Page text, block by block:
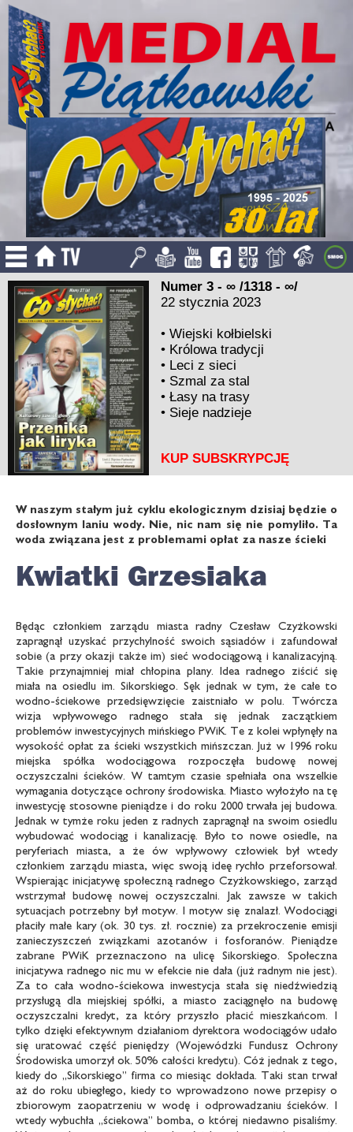
Numer 3 - ∞ /1318 - ∞/
22 stycznia 2023
•Wiejski kołbielski
• Królowa tradycji
• Leci z sieci
• Szmal za stal
•Łasy na trasy
• Sieje nadzieje
KUP SUBSKRYPCJĘ
W naszym stałym już cyklu ekologicznym dzisiaj będzie o
dosłownym laniu wody. Nie, nic nam się nie pomyliło. Ta
woda związana jest z problemami opłat za nasze ścieki
Kwiatki Grzesiaka
Będąc członkiem zarządu miasta radny Czesław Czyżkowski
zapragnął uzyskać przychylność swoich sąsiadów i zafundował
sobie (a przy okazji także im) sieć wodociągową i kanalizacyjną.
Takie przynajmniej miał chłopina plany. Idea radnego ziścić się
miała na osiedlu im. Sikorskiego. Sęk jednak w tym, że całe to
wodno-ściekowe przedsięwzięcie zaistniało w polu. Twórcza
wizja wpływowego radnego stała się jednak zaczątkiem
problemów inwestycyjnych mińskiego PWiK. Te z kolei wpłynęły na
wysokość opłat za ścieki wszystkich mińszczan. Już w 1996 roku
miejska spółka wodociągowa rozpoczęła budowę nowej
oczyszczalni ścieków. W tamtym czasie spełniała ona wszelkie
wymagania dotyczące ochrony środowiska. Miasto wyłożyło na tę
inwestycję stosowne pieniądze i do roku 2000 trwała jej budowa.
Jednak w tymże roku jeden z radnych zapragnął na swoim osiedlu
wybudować wodociąg i kanalizację. Było to nowe osiedle, na
peryferiach miasta, a że ów wpływowy człowiek był wtedy
członkiem zarządu miasta, więc swoją ideę rychło przeforsował.
Wspierając inicjatywę społeczną radnego Czyżkowskiego, zarząd
wstrzymał budowę nowej oczyszczalni. Jak zawsze w takich
sytuacjach potrzebny był motyw. I motyw się znalazł. Wodociągi
płaciły małe kary (ok. 30 tys. zł. rocznie) za przekroczenie emisji
zanieczyszczeń związkami azotanów i fosforanów. Pieniądze
zabrane PWiK przeznaczono na ulicę Sikorskiego. Społeczna
inicjatywa radnego nic mu w efekcie nie dała (już radnym nie jest).
Za to cała wodno-ściekowa inwestycja stała się niedźwiedzią
przysługą dla miejskiej spółki, a miasto zaciągnęło na budowę
oczyszczalni kredyt, za który przyszło płacić mieszkańcom. I
tylko dzięki efektywnym działaniom dyrektora wodociągów udało
się uratować część pieniędzy (Wojewódzki Fundusz Ochrony
Środowiska umorzył ok. 50% całości kredytu). Cóż jednak z tego,
kiedy do „Sikorskiego” firma co miesiąc dokłada. Taki stan trwał
aż do roku ubiegłego, kiedy to wprowadzono nowe przepisy o
zbiorowym zaopatrzeniu w wodę i odprowadzaniu ścieków. I
wtedy wybuchła „ściekowa” bomba, o której niedawno pisaliśmy.